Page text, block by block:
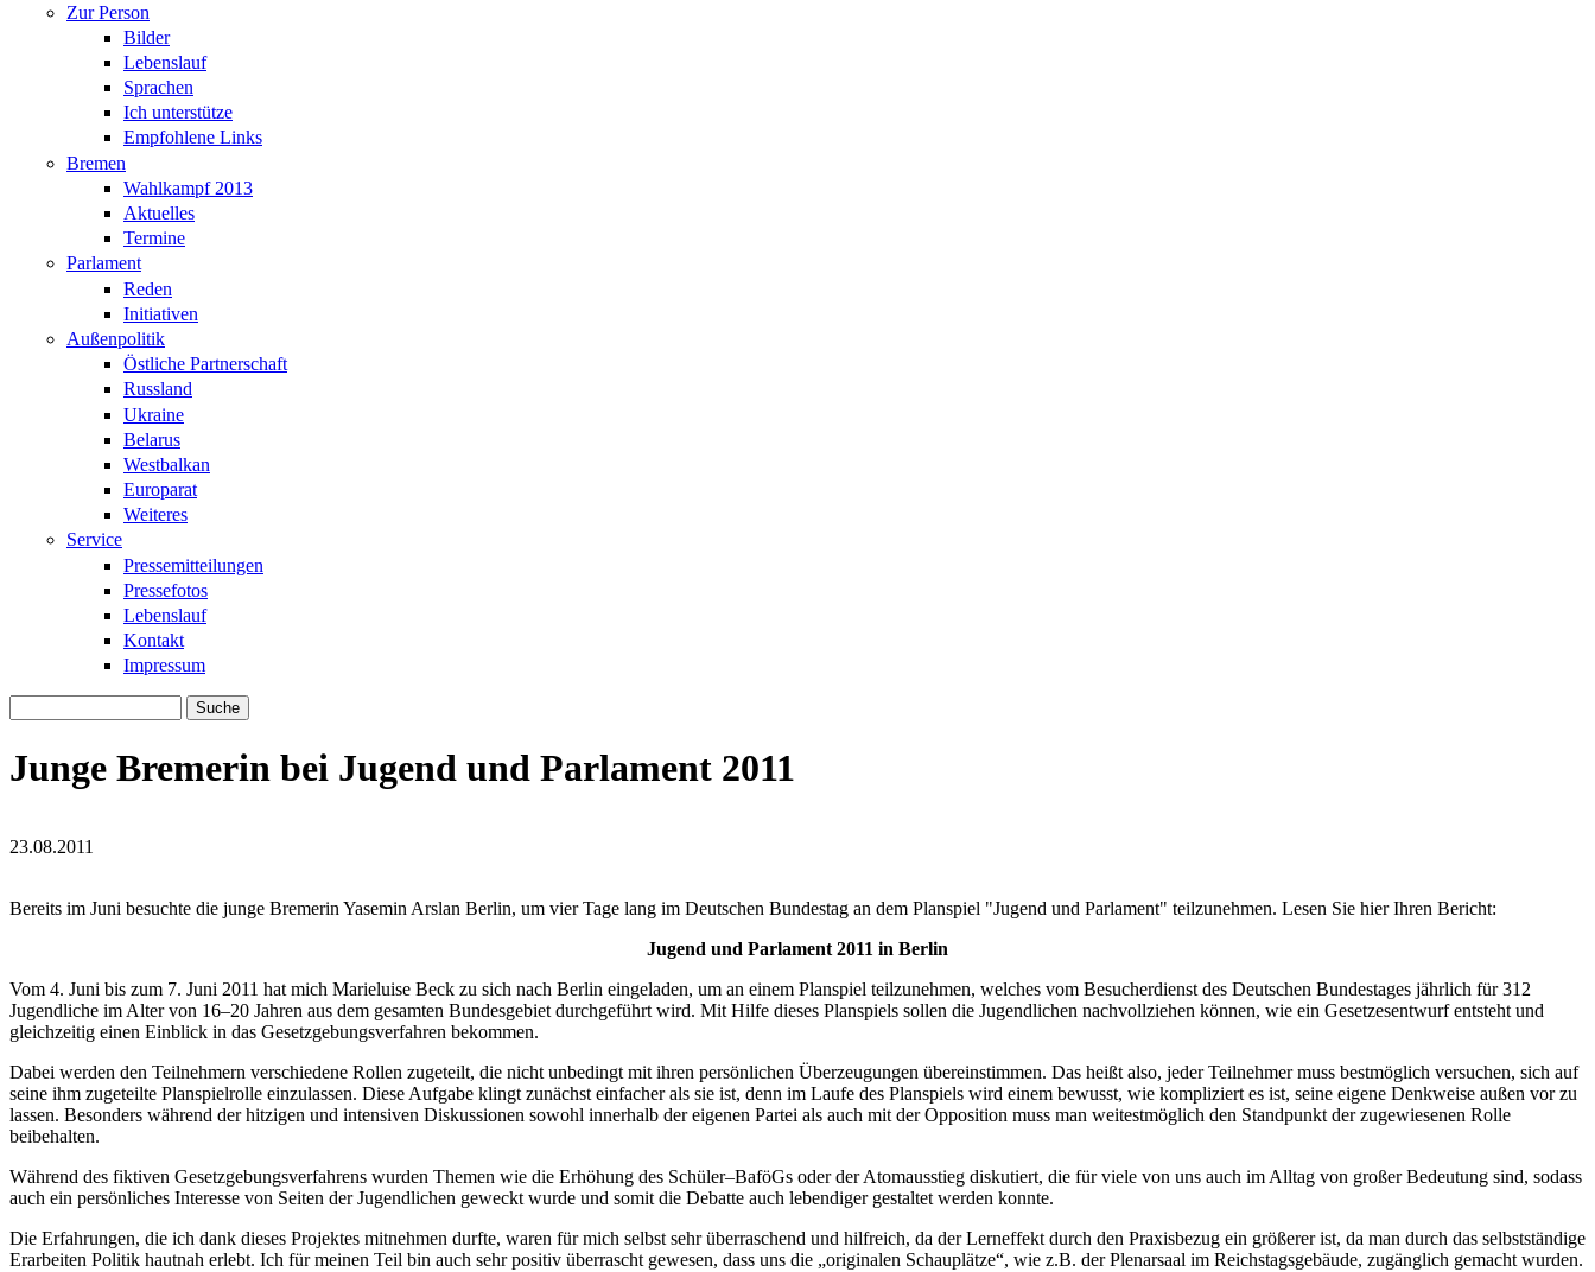
Zur Person
Bilder
Lebenslauf
Sprachen
Ich unterstütze
Empfohlene Links
Bremen
Wahlkampf 2013
Aktuelles
Termine
Parlament
Reden
Initiativen
Außenpolitik
Östliche Partnerschaft
Russland
Ukraine
Belarus
Westbalkan
Europarat
Weiteres
Service
Pressemitteilungen
Pressefotos
Lebenslauf
Kontakt
Impressum
Junge Bremerin bei Jugend und Parlament 2011
Yasemin_Arslan.jpg
23.08.2011
Yasemin_Arslan.jpg
Bereits im Juni besuchte die junge Bremerin Yasemin Arslan Berlin, um vier Tage lang im Deutschen Bundestag an dem Planspiel "Jugend und Parlament" teilzunehmen. Lesen Sie hier Ihren Bericht:
Jugend und Parlament 2011 in Berlin
Vom 4. Juni bis zum 7. Juni 2011 hat mich Marieluise Beck zu sich nach Berlin eingeladen, um an einem Planspiel teilzunehmen, welches vom Besucherdienst des Deutschen Bundestages jährlich für 312
Jugendliche im Alter von 16–20 Jahren aus dem gesamten Bundesgebiet durchgeführt wird. Mit Hilfe dieses Planspiels sollen die Jugendlichen nachvollziehen können, wie ein Gesetzesentwurf entsteht und
gleichzeitig einen Einblick in das Gesetzgebungsverfahren bekommen.
Dabei werden den Teilnehmern verschiedene Rollen zugeteilt, die nicht unbedingt mit ihren persönlichen Überzeugungen übereinstimmen. Das heißt also, jeder Teilnehmer muss bestmöglich versuchen, sich auf
seine ihm zugeteilte Planspielrolle einzulassen. Diese Aufgabe klingt zunächst einfacher als sie ist, denn im Laufe des Planspiels wird einem bewusst, wie kompliziert es ist, seine eigene Denkweise außen vor zu
lassen. Besonders während der hitzigen und intensiven Diskussionen sowohl innerhalb der eigenen Partei als auch mit der Opposition muss man weitestmöglich den Standpunkt der zugewiesenen Rolle
beibehalten.
Während des fiktiven Gesetzgebungsverfahrens wurden Themen wie die Erhöhung des Schüler–BaföGs oder der Atomausstieg diskutiert, die für viele von uns auch im Alltag von großer Bedeutung sind, sodass
auch ein persönliches Interesse von Seiten der Jugendlichen geweckt wurde und somit die Debatte auch lebendiger gestaltet werden konnte.
Die Erfahrungen, die ich dank dieses Projektes mitnehmen durfte, waren für mich selbst sehr überraschend und hilfreich, da der Lerneffekt durch den Praxisbezug ein größerer ist, da man durch das selbstständige
Erarbeiten Politik hautnah erlebt. Ich für meinen Teil bin auch sehr positiv überrascht gewesen, dass uns die „originalen Schauplätze“, wie z.B. der Plenarsaal im Reichstagsgebäude, zugänglich gemacht wurden.